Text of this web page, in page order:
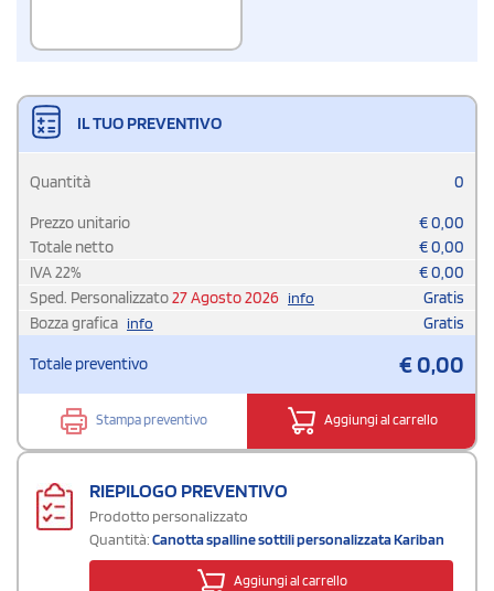
IL TUO PREVENTIVO
Quantità 0
Prezzo unitario €0,00
Totale netto
€0,00
IVA22% €0,00
Sped. Personalizzato27 Agosto 2026 info
Gratis
Bozza grafica info Gratis
Totale preventivo €0,00
Stampa preventivo Aggiungi al carrello
RIEPILOGO PREVENTIVO
Prodotto personalizzato
Quantità:Canotta spalline sottili personalizzata Kariban
Aggiungi al carrello